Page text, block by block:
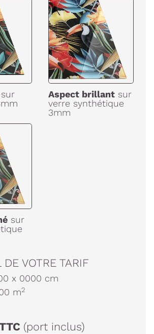
sur
Aspect brillant sur
verre synthétique
3mm
sur
DE VOTRE TARIF
x 0000 cm
m2
(port inclus)